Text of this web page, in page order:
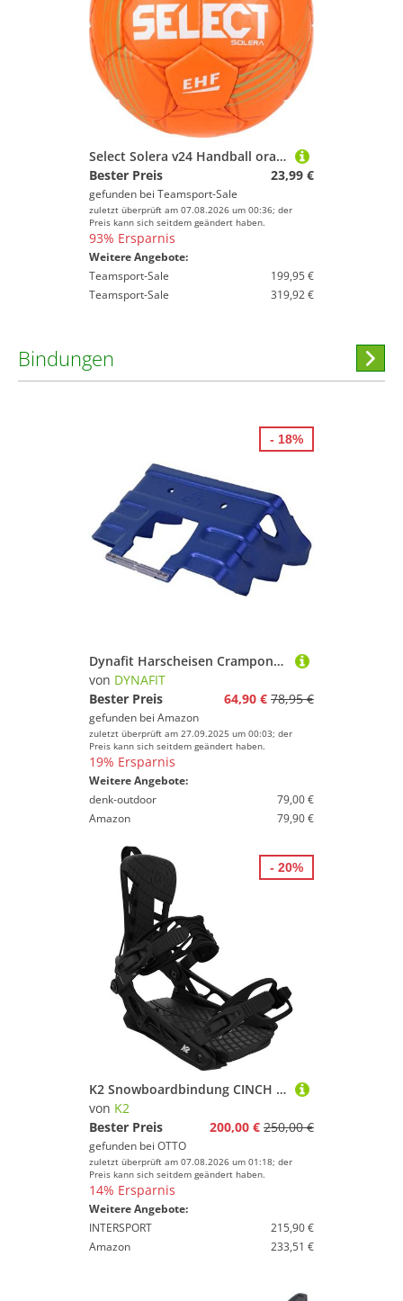
Select Solera v24 Handball orange grün 2
Bester Preis
23,99 €
gefunden bei Teamsport-Sale
zuletzt überprüft am 07.08.2026 um 00:36; der
Preis kann sich seitdem geändert haben.
93% Ersparnis
Weitere Angebote:
Teamsport-Sale
199,95 €
Teamsport-Sale
319,92 €
Bindungen
Dynafit Harscheisen Crampons, Blue, 90 mm
von DYNAFIT
Bester Preis
64,90 € 78,95 €
gefunden bei Amazon
zuletzt überprüft am 27.09.2025 um 00:03; der
Preis kann sich seitdem geändert haben.
19% Ersparnis
Weitere Angebote:
denk-outdoor
79,00 €
Amazon
79,90 €
- 18%
K2 Snowboardbindung CINCH TC black BLACK
von K2
Bester Preis
200,00 € 250,00 €
gefunden bei OTTO
zuletzt überprüft am 07.08.2026 um 01:18; der
Preis kann sich seitdem geändert haben.
14% Ersparnis
Weitere Angebote:
INTERSPORT
215,90 €
Amazon
233,51 €
- 20%